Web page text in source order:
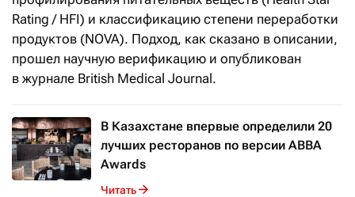
Rating / HFI) и классификацию степени переработки
продуктов (NOVA). Подход, как сказано в описании,
прошел научную верификацию и опубликован
в журнале British Medical Journal.
В Казахстане впервые определили 20
лучших ресторанов по версии ABBA
Awards
Читать